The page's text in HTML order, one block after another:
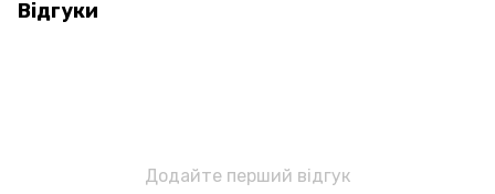
Відгуки
Додайте перший відгук